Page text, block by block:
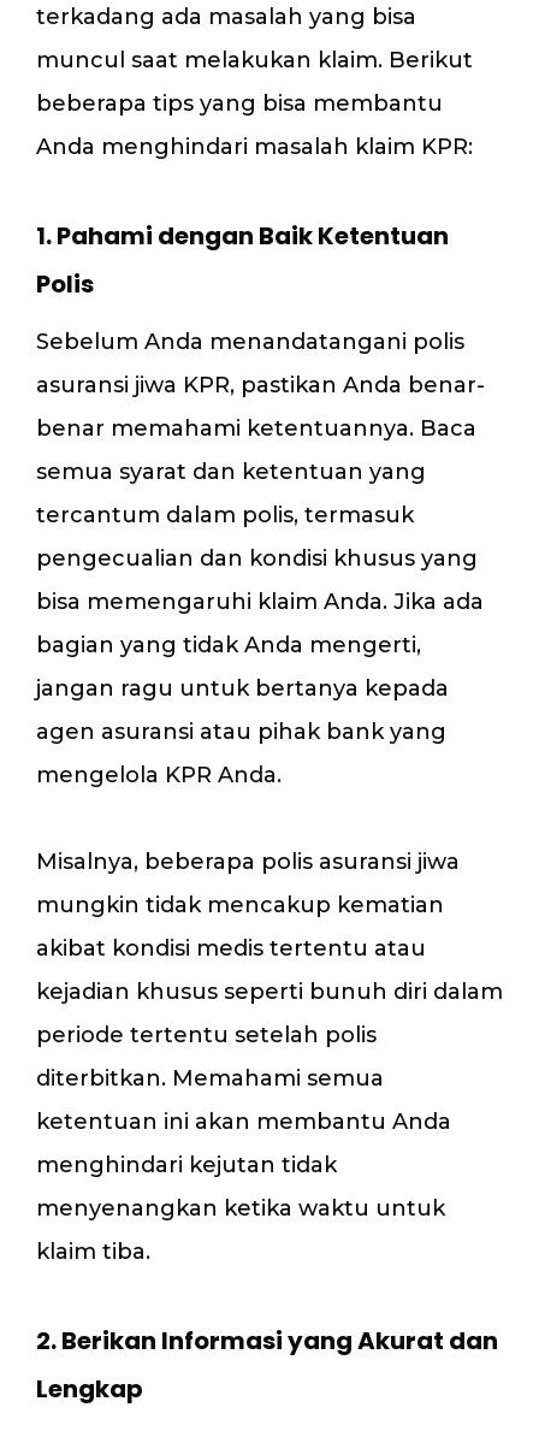
terkadang ada masalah yang bisa
muncul saat melakukan klaim. Berikut
beberapa tips yang bisa membantu
Anda menghindari masalah klaim KPR:
1. Pahami dengan Baik Ketentuan
Polis
Sebelum Anda menandatangani polis
asuransi jiwa KPR, pastikan Anda benar-
benar memahami ketentuannya. Baca
semua syarat dan ketentuan yang
tercantum dalam polis, termasuk
pengecualian dan kondisi khusus yang
bisa memengaruhi klaim Anda. Jika ada
bagian yang tidak Anda mengerti,
jangan ragu untuk bertanya kepada
agen asuransi atau pihak bank yang
mengelola KPR Anda.
Misalnya, beberapa polis asuransi jiwa
mungkin tidak mencakup kematian
akibat kondisi medis tertentu atau
kejadian khusus seperti bunuh diri dalam
periode tertentu setelah polis
diterbitkan. Memahami semua
ketentuan ini akan membantu Anda
menghindari kejutan tidak
menyenangkan ketika waktu untuk
klaim tiba.
2. Berikan Informasi yang Akurat dan
Lengkap